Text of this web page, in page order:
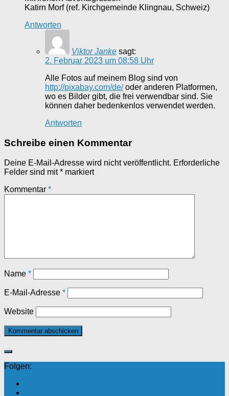
Katirn Morf (ref. Kirchgemeinde Klingnau, Schweiz)
Antworten
Viktor Janke sagt:
2. Februar 2023 um 08:58 Uhr
Alle Fotos auf meinem Blog sind von
http://pixabay.com/de/oder anderen Platformen,
wo es Bilder gibt, die frei verwendbar sind. Sie
können daher bedenkenlos verwendet werden.
Antworten
Schreibe einen Kommentar
Deine E-Mail-Adresse wird nicht veröffentlicht. Erforderliche
Felder sind mit* markiert
Kommentar *
Name *
E-Mail-Adresse *
Website
Folgen: